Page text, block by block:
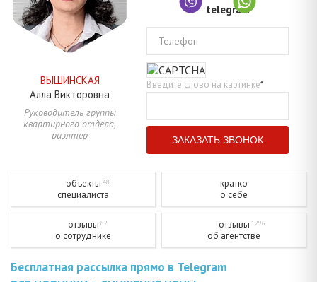
ВЫШИНСКАЯ
Алла Викторовна
Руководитель группы
квартирного отдела,
риэлтер
Телефон
Введите слово на картинке*
объекты 48
специалиста
кратко
о себе
отзывы 82
о сотруднике
отзывы 1296
об агентстве
Бесплатная рассылка прямо в Telegram